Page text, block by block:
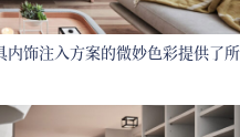
饰注入方案的微妙色彩提供了所